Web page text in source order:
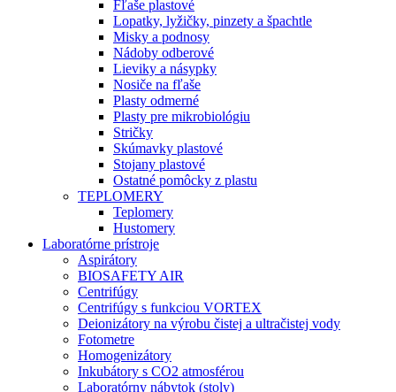
Fľaše plastové
Lopatky, lyžičky, pinzety a špachtle
Misky a podnosy
Nádoby odberové
Lieviky a násypky
Nosiče na fľaše
Plasty odmerné
Plasty pre mikrobiológiu
Stričky
Skúmavky plastové
Stojany plastové
Ostatné pomôcky z plastu
TEPLOMERY
Teplomery
Hustomery
Laboratórne prístroje
Aspirátory
BIOSAFETY AIR
Centrifúgy
Centrifúgy s funkciou VORTEX
Deionizátory na výrobu čistej a ultračistej vody
Fotometre
Homogenizátory
Inkubátory s CO2 atmosférou
Laboratórny nábytok (stoly)